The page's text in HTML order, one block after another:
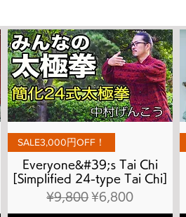
Quick View
SALE3,000円OFF！
Everyone&#39;s Tai Chi
[Simplified 24-type Tai Chi]
Regular Price
¥9,800 Sale Price
¥6,800